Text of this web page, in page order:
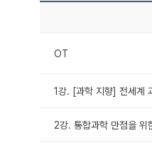
OT
1강. [과학 지향] 전세계
2강. 통합과학 만점을